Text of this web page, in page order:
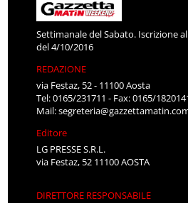
Settimanale del Sabato. Iscrizione
del 4/10/2016
REDAZIONE
via Festaz, 52 - 11100 Aosta
Tel: 0165/231711 - Fax: 0165/
Mail:
Editore
LG PRESSE S.R.L.
via Festaz, 52 11100 AOSTA
DIRETTORE RESPONSABILE